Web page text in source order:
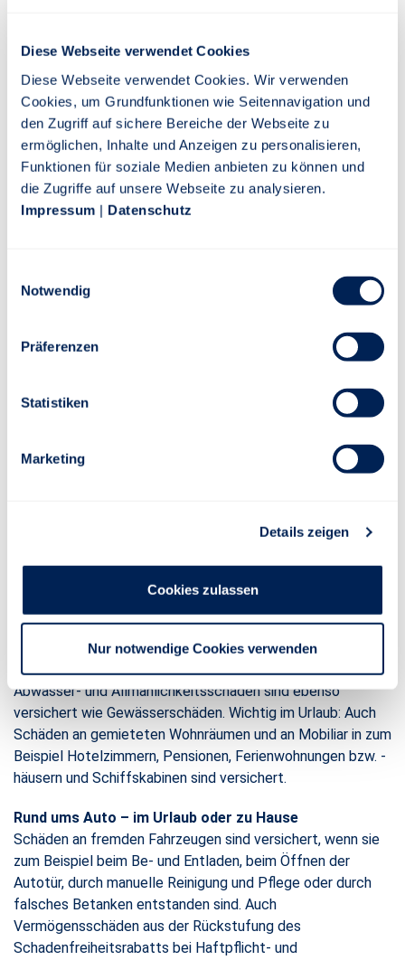
Diese Webseite verwendet Cookies
Diese Webseite verwendet Cookies. Wir verwenden
Cookies, um Grundfunktionen wie Seitennavigation und
den Zugriff auf sichere Bereiche der Webseite zu
ermöglichen, Inhalte und Anzeigen zu personalisieren,
Funktionen für soziale Medien anbieten zu können und
die Zugriffe auf unsere Webseite zu analysieren.
Impressum | Datenschutz
Notwendig
Präferenzen
Statistiken
Marketing
Details zeigen
Cookies zulassen
Nur notwendige Cookies verwenden
Best-Leistungs-Garantie: Auf Wunsch reguliert Die
Stuttgarter immer analog zu den besten im Markt
verfügbaren Leistungen.
Summen- und Konditionsdifferenzdeckung: Bietet der
bestehende Vorvertrag keinen ausreichenden Schutz,
dann leistet Die Stuttgarter bereits vor
Versicherungsbeginn.
„Unsere neue Privat-Haftpflichtversicherung bietet
auf den Punkt. Sie sichert viele verschiedene
Rund um die Gemeinschaft – auch in der Familie oder
Die Stuttgarter versichert häufige Missgeschicke wie zum
Beispiel Gefälligkeitshandlungen und Schäden durch
Mietsachschäden an beweglichen Sachen und Schäden im
Umgang mit elektronischen Daten sind versichert. Highlight:
Versicherte auf Wunsch eine Beitragsbefreiung bei
Arbeitslosigkeit einschließen.
Das Zuhause ist nach allen Seiten abgesichert: zum
Beispiel durch die enthaltene Bauherren-Haftpflicht für
Neu-, An- und Umbauten. Allgemeine Umweltschäden,
Abwässer- und Allmählichkeitsschäden sind ebenso
versichert wie Gewässerschäden. Wichtig im Urlaub: Auch
Schäden an gemieteten Wohnräumen und an Mobiliar in zum
Beispiel Hotelzimmern, Pensionen, Ferienwohnungen bzw. -
häusern und Schiffskabinen sind versichert.
Rund ums Auto – im Urlaub oder zu Hause
​​​​​​​Schäden an fremden Fahrzeugen sind versichert, wenn sie
zum Beispiel beim Be- und Entladen, beim Öffnen der
Autotür, durch manuelle Reinigung und Pflege oder durch
falsches Betanken entstanden sind. Auch
Vermögensschäden aus der Rückstufung des
Schadenfreiheitsrabatts bei Haftpflicht- und